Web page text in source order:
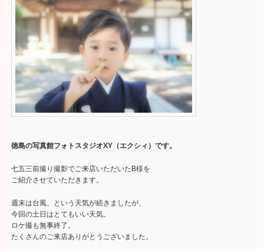
徳島の写真館フォトスタジオXY（エクシィ）です。
七五三前撮り撮影でご来店いただいたB様を
ご紹介させていただきます。
週末は台風、という天気が続きましたが、
今回の土日はとてもいい天気。
ロケ撮も無事終了。
たくさんのご来店ありがとうございました。